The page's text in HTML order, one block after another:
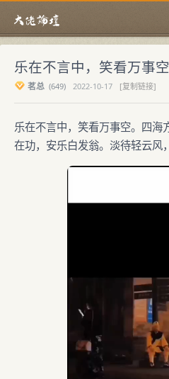
乐在不言中，笑看万事空
茗总 (649) 2022-10-17
[复制链接]
乐在不言中，笑看万事空。四海
在功，安乐白发翁。淡待轻云风